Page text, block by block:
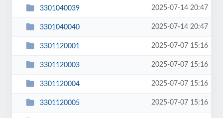
3301040039 2025-07-14 20:47
3301040040 2025-07-14 20:47
3301120001 2025-07-07 15:16
3301120003 2025-07-07 15:16
3301120004 2025-07-07 15:16
3301120005 2025-07-07 15:16